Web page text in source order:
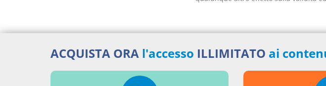
ACQUISTA ORA l'accesso ILLIMITATO ai